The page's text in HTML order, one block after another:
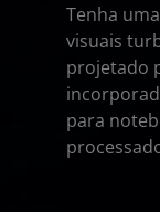
Tenha
visuais
projetado
para